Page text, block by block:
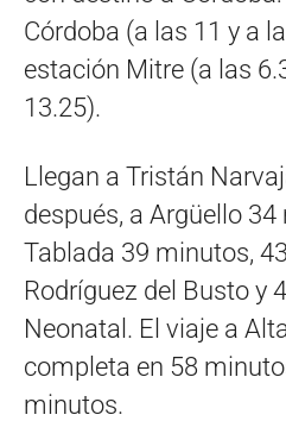
Córdoba (a las 11 y a
estación Mitre (a las
13.25).
Llegan a Tristán
después, a Argüello
Tablada 39 minutos,
Rodríguez del Busto y
Neonatal. El viaje a
completa en 58
minutos.